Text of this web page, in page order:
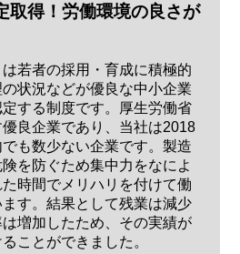
取得！労働環境の良さが
若者の採用・育成に積極的
状況などが優良な中小企業
する制度です。厚生労働省
良企業であり、当社は2018
も数少ない企業です。製造
を防ぐため集中力をなによ
時間でメリハリを付けて働
す。結果として残業は減少
増加したため、その実績が
ことができました。